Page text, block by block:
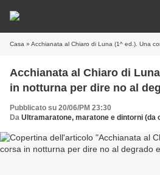
Casa » Acchianata al Chiaro di Luna (1^ ed.). Una corsa in
Acchianata al Chiaro di
in notturna per dire no al
Pubblicato su 20/06/PM 23:30
Da Ultramaratone, maratone e dintorni (da